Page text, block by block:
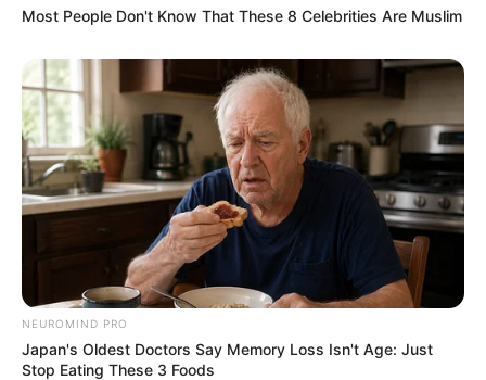
10 Desain Kanopi Tempat
Tidur, Serasa Beristirahat di
Kamar Raja
Most People Don't Know That These 8 Celebrities Are Muslim
NEUROMIND PRO
Japan's Oldest Doctors Say Memory Loss Isn't Age: Just
Stop Eating These 3 Foods